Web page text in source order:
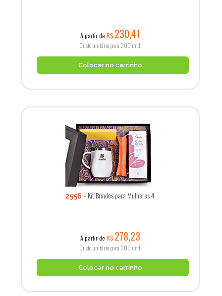
A partir de R$ 230,41
Custo unitário para 200 und.
Colocar no carrinho
2556 Kit Brindes para Mulheres 4
A partir de R$ 278,23
Custo unitário para 200 und.
Colocar no carrinho